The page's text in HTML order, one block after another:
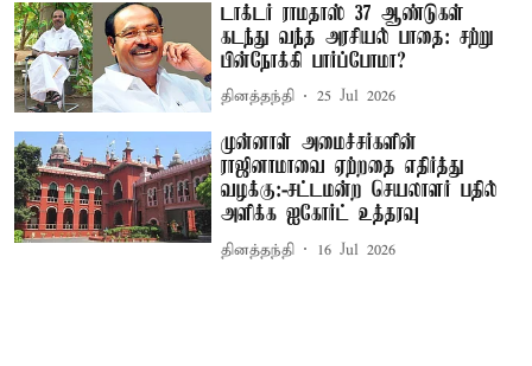
டாக்டர் ராமதாஸ் 37 ஆண்டுகள்
கடந்து வந்த அரசியல் பாதை: சற்று
பின்நோக்கி பார்ப்போமா?
தினத்தந்தி 25 Jul 2026
முன்னாள் அமைச்சர்களின்
ராஜினாமாவை ஏற்றதை எதிர்த்து
வழக்கு:-சட்டமன்ற செயலாளர் பதில்
அளிக்க ஐகோர்ட் உத்தரவு
தினத்தந்தி 16 Jul 2026